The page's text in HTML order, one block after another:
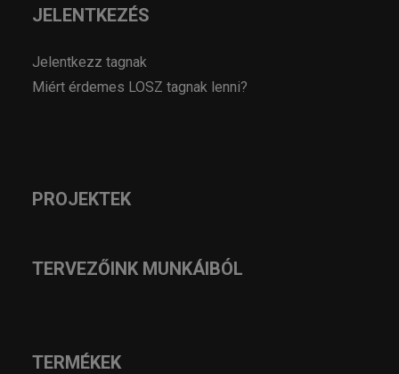
JELENTKEZÉS
Jelentkezz tagnak
Miért érdemes LOSZ tagnak lenni?
PROJEKTEK
TERVEZŐINK MUNKÁIBÓL
TERMÉKEK